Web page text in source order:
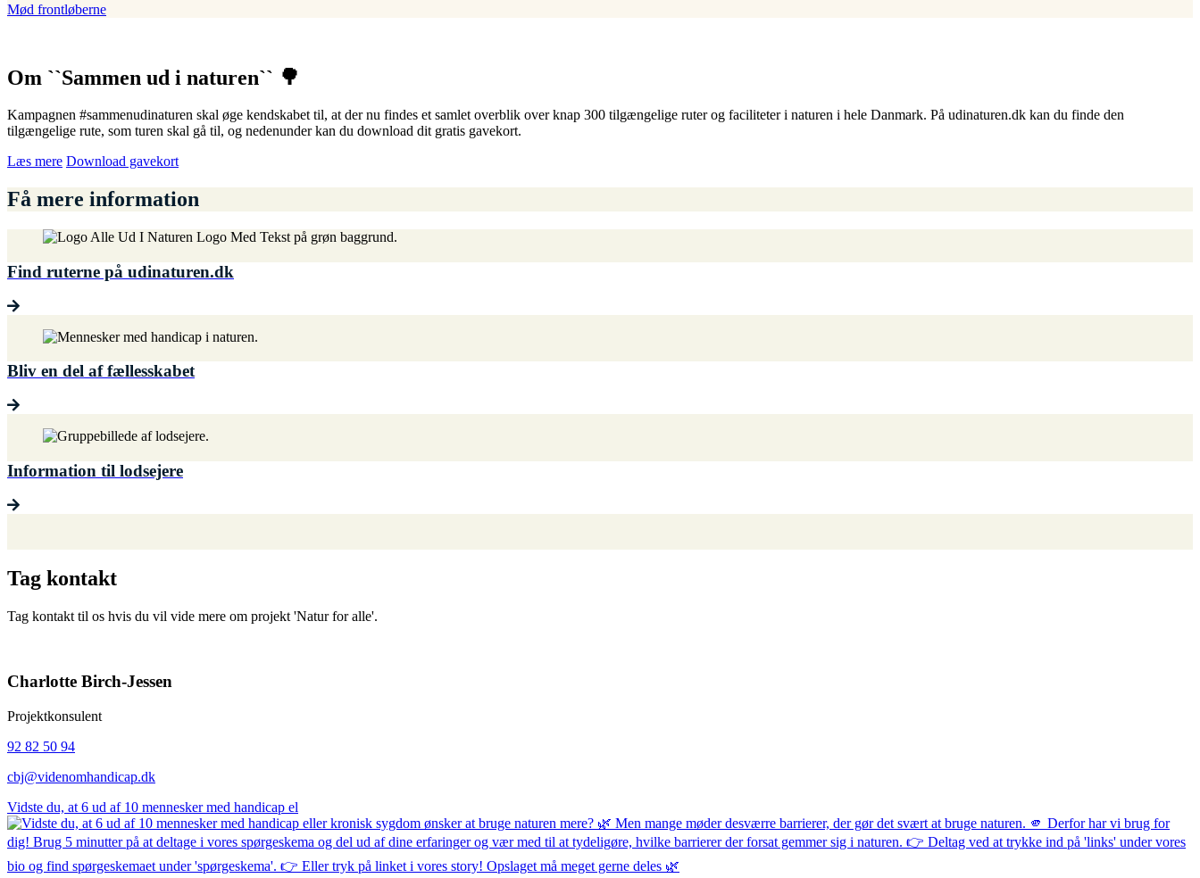
Mød frontløberne
Om ``Sammen ud i naturen`` 🌳
Kampagnen #sammenudinaturen skal øge kendskabet til, at der nu findes et samlet overblik over knap 300 tilgængelige ruter og faciliteter i naturen i hele Danmark. På udinaturen.dk kan du finde den
tilgængelige rute, som turen skal gå til, og nedenunder kan du download dit gratis gavekort.
Læs mere Download gavekort
Få mere information
Find ruterne på udinaturen.dk
Bliv en del af fællesskabet
Information til lodsejere
Tag kontakt
Tag kontakt til os hvis du vil vide mere om projekt 'Natur for alle'.
Charlotte Birch-Jessen
Projektkonsulent
92 82 50 94
cbj@videnomhandicap.dk
Vidste du, at 6 ud af 10 mennesker med handicap el